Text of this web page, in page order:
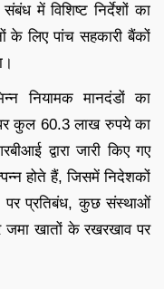
में विशिष्ट निर्देशों का
लिए पांच सहकारी बैंकों
नियामक मानदंडों का
कुल 60.3 लाख रुपये का
द्वारा जारी किए गए
होते हैं, जिसमें निदेशकों
प्रतिबंध, कुछ संस्थाओं
खातों के रखरखाव पर